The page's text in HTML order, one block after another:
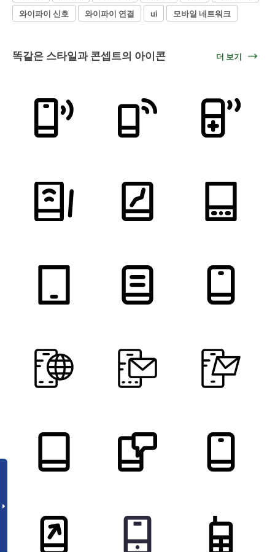
와이파이 신호
와이파이 연결 ui 모바일 네트워크
똑같은 스타일과 콘셉트의 아이콘 더 보기